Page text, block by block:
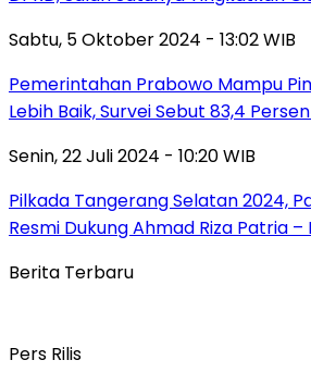
Sabtu, 5 Oktober 2024 - 13:02 WIB
Pemerintahan Prabowo Mampu
Lebih Baik, Survei Sebut 83,4
Senin, 22 Juli 2024 - 10:20 WIB
Pilkada Tangerang Selatan 2024,
Resmi Dukung Ahmad Riza Patria
Berita Terbaru
Pers Rilis